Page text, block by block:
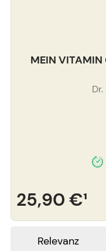
MEIN
25,90 €¹